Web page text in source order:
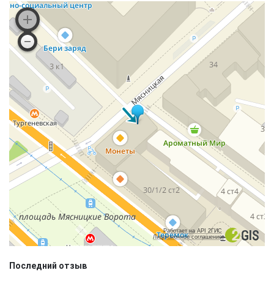
Работает на API 2ГИС
Лицензионное соглашение
Последний отзыв